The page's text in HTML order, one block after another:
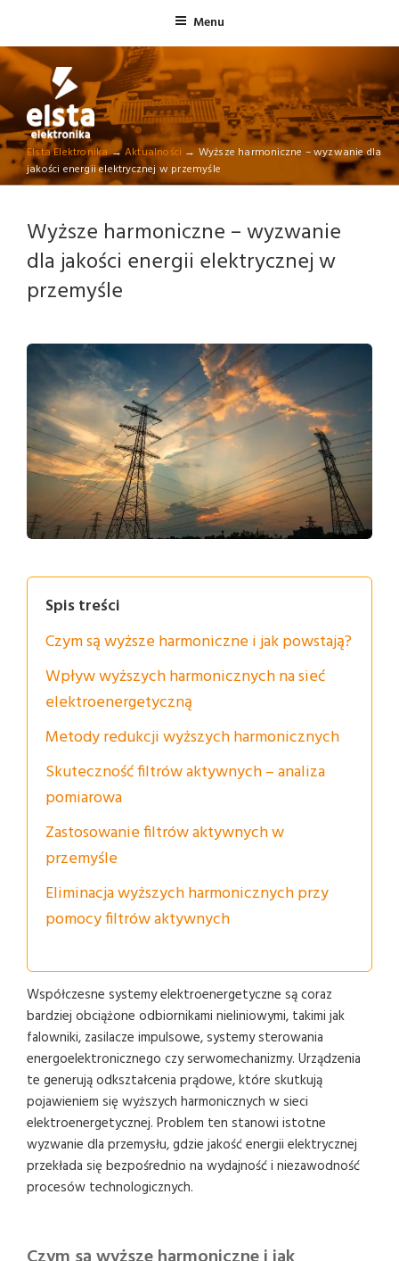
content
ELSTA ELEKTRONIKA
Profesjonalna elektronika przemysłowa
Menu
Elsta Elektronika→Aktualności → Wyższe harmoniczne – wyzwanie dla
jakości energii elektrycznej w przemyśle
Wyższe harmoniczne – wyzwanie
dla jakości energii elektrycznej w
przemyśle
Spis treści
Czym są wyższe harmoniczne i jak powstają?
Wpływ wyższych harmonicznych na sieć
elektroenergetyczną
Metody redukcji wyższych harmonicznych
Skuteczność filtrów aktywnych – analiza
pomiarowa
Zastosowanie filtrów aktywnych w
przemyśle
Eliminacja wyższych harmonicznych przy
pomocy filtrów aktywnych
Współczesne systemy elektroenergetyczne są coraz
bardziej obciążone odbiornikami nieliniowymi, takimi jak
falowniki, zasilacze impulsowe, systemy sterowania
energoelektronicznego czy serwomechanizmy. Urządzenia
te generują odkształcenia prądowe, które skutkują
pojawieniem się wyższych harmonicznych w sieci
elektroenergetycznej. Problem ten stanowi istotne
wyzwanie dla przemysłu, gdzie jakość energii elektrycznej
przekłada się bezpośrednio na wydajność i niezawodność
procesów technologicznych.